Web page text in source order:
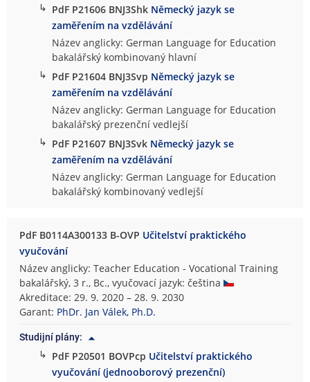
↳ PdF P21606 BNJ3Shk Německý jazyk se
zaměřením na vzdělávání
Název anglicky: German Language for Education
bakalářský kombinovaný hlavní
↳ PdF P21604 BNJ3Svp Německý jazyk se
zaměřením na vzdělávání
Název anglicky: German Language for Education
bakalářský prezenční vedlejší
↳ PdF P21607 BNJ3Svk Německý jazyk se
zaměřením na vzdělávání
Název anglicky: German Language for Education
bakalářský kombinovaný vedlejší
PdF B0114A300133 B-OVP Učitelství praktického
vyučování
Název anglicky: Teacher Education - Vocational Training
bakalářský, 3 r., Bc., vyučovací jazyk: čeština
Akreditace: 29. 9. 2020 – 28. 9. 2030
Garant: PhDr. Jan Válek, Ph.D.
Studijní plány:
↳ PdF P20501 BOVPcp Učitelství praktického
vyučování (jednooborový prezenční)